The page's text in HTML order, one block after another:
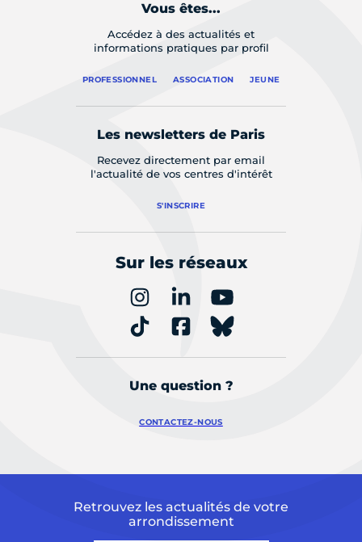
Vous êtes...
Accédez à des actualités et
informations pratiques par profil
PROFESSIONNEL ASSOCIATION JEUNE
Les newsletters de Paris
Recevez directement par email
l'actualité de vos centres d'intérêt
S'INSCRIRE
Sur les réseaux
Une question ?
CONTACTEZ-NOUS
Retrouvez les actualités de votre
arrondissement